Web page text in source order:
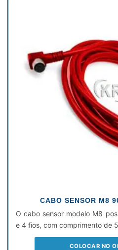
CABO SENSOR M8
O cabo sensor modelo M8
e 4 fios, com comprimento de
COLOCAR NO